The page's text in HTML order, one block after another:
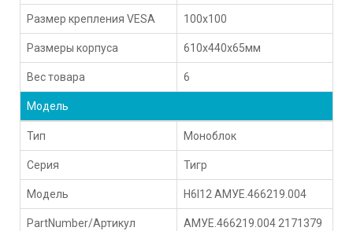
Размер крепления VESA 100x100
Размеры корпуса 610x440x65мм
Вес товара 6
Модель
Тип Моноблок
Серия Тигр
Модель H6I12 АМУЕ.466219.004
PartNumber/Артикул
АМУЕ.466219.004 2171379